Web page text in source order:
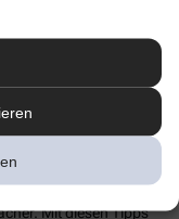
mit anderen in
anschauen. Die
Teil des Gehirns
Mit diesen Tipps